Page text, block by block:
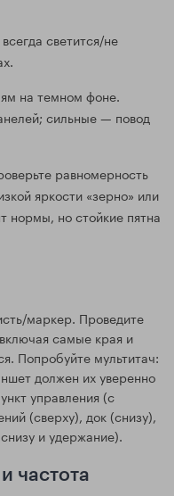
светится/не
на темном фоне.
сильные — повод
равномерность
яркости «зерно» или
нормы, но стойкие пятна
маркер. Проведите
самые края и
Попробуйте мультитач:
должен их уверенно
управления (с
(сверху), док (снизу),
и удержание).
частота